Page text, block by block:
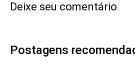
Deixe seu comentário
Postagens